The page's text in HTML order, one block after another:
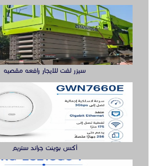
سيزر لفت للايجار رافعه مقصيه
أكس بوينت جراند ستريم